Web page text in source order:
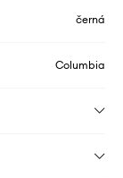
černá
Columbia